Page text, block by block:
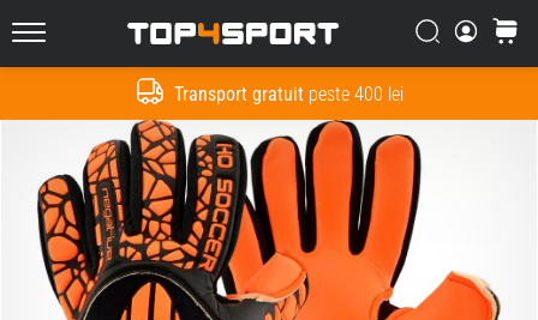
Transport gratuitpeste 400 lei
Top4Sport.ro Căutare
Cos